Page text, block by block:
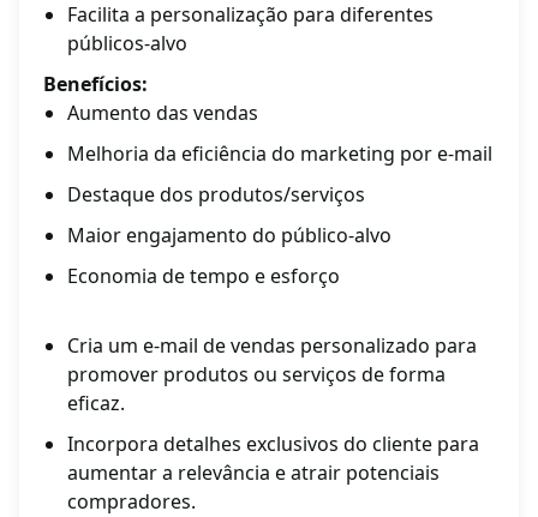
Facilita a personalização para diferentes
públicos-alvo
Benefícios:
Aumento das vendas
Melhoria da eficiência do marketing por e-mail
Destaque dos produtos/serviços
Maior engajamento do público-alvo
Economia de tempo e esforço
Cria um e-mail de vendas personalizado para
promover produtos ou serviços de forma
eficaz.
Incorpora detalhes exclusivos do cliente para
aumentar a relevância e atrair potenciais
compradores.